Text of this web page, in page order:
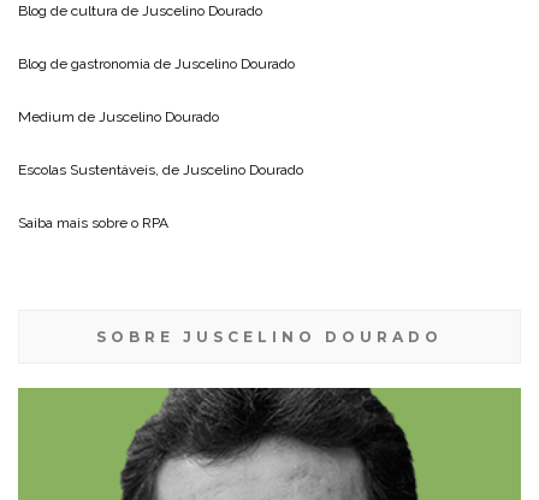
Blog de cultura de Juscelino Dourado
Blog de gastronomia de Juscelino Dourado
Medium de Juscelino Dourado
Escolas Sustentáveis, de Juscelino Dourado
Saiba mais sobre o RPA
SOBRE JUSCELINO DOURADO